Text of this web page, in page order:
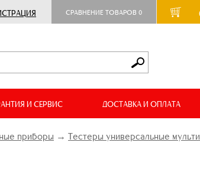
СРАВНЕНИЕ ТОВАРОВ 0
И СЕРВИС ДОСТАВКА И ОПЛАТА
приборы → Тестеры универсальные